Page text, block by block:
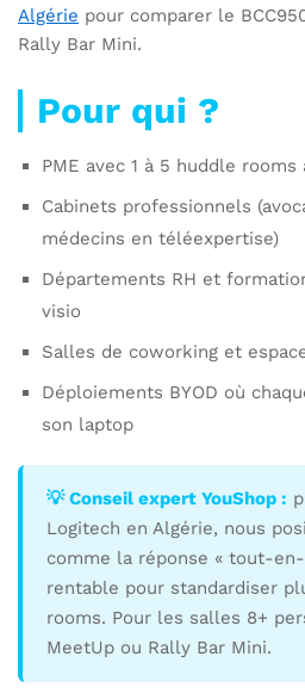
Algérie pour comparer le
Rally Bar Mini.
Pour qui ?
PME avec 1 à 5 huddle
Cabinets professionnels
médecins en téléexpertise)
Départements RH et
visio
Salles de coworking et
Déploiements BYOD où
son laptop
💡 Conseil expert YouShop :
Logitech en Algérie, nous
comme la réponse « tout-
rentable pour standardiser
rooms. Pour les salles 8+
MeetUp ou Rally Bar Mini.